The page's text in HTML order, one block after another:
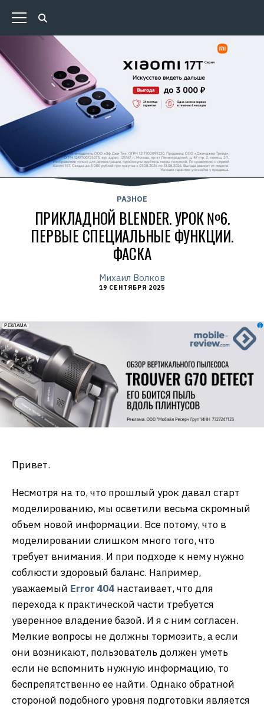
РАЗНОЕ
ПРИКЛАДНОЙ BLENDER. УРОК №6.
ПЕРВЫЕ СПЕЦИАЛЬНЫЕ ФУНКЦИИ.
ФАСКА
Михаил Волков
19 СЕНТЯБРЯ 2025
erid: 2VfnxxmNzs5
РЕКЛАМА
Привет.
Несмотря на то, что прошлый урок давал старт
моделированию, мы осветили весьма скромный
объем новой информации. Все потому, что в
моделировании слишком много того, что
требует внимания. И при подходе к нему нужно
соблюсти здоровый баланс. Например,
уважаемый Error 404 настаивает, что для
перехода к практической части требуется
уверенное владение базой. И я с ним согласен.
Мелкие вопросы не должны тормозить, а если
они возникают, пользователь должен уметь
если не вспомнить нужную информацию, то
беспрепятственно ее найти. Однако обратной
стороной подобного уровня подготовки является